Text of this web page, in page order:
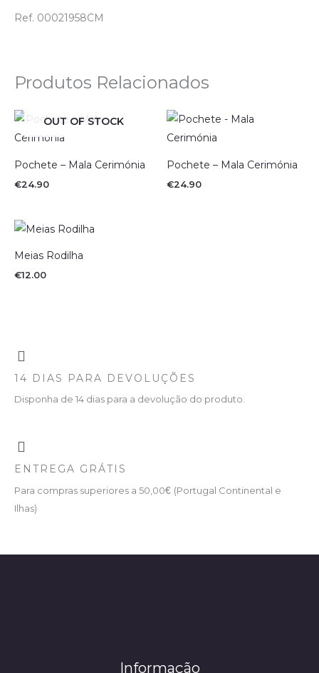
Ref. 00021958CM
Produtos Relacionados
OUT OF STOCK
Pochete – Mala Cerimónia
€24.90
Pochete – Mala Cerimónia
€24.90
Meias Rodilha
€12.00
14 DIAS PARA DEVOLUÇÕES
Disponha de 14 dias para a devolução do produto.
ENTREGA GRÁTIS
Para compras superiores a 50,00€ (Portugal Continental e
Ilhas)
Informação